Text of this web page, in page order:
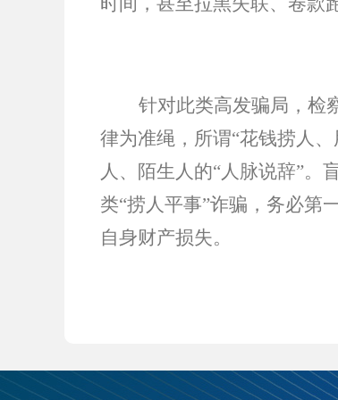
针对此类高发骗局，检
律为准绳，所谓“花钱捞人
人、陌生人的“人脉说辞”。
类“捞人平事”诈骗，务必第
自身财产损失。